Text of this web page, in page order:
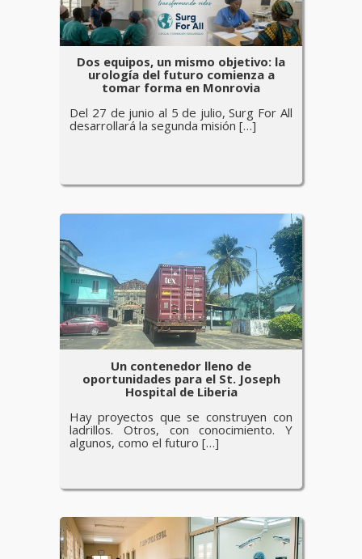
Dos equipos, un mismo objetivo: la
urología del futuro comienza a
tomar forma en Monrovia
Del 27 de junio al 5 de julio, Surg For All
desarrollará la segunda misión […]
Un contenedor lleno de
oportunidades para el St. Joseph
Hospital de Liberia
Hay proyectos que se construyen con
ladrillos. Otros, con conocimiento. Y
algunos, como el futuro […]